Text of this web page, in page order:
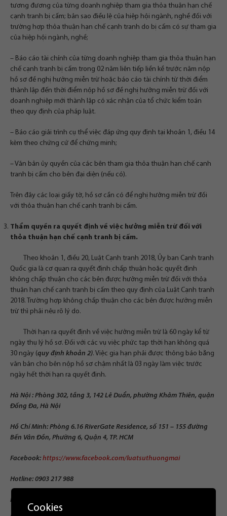
tương đương của từng doanh nghiệp tham gia thỏa thuận hạn chế
cạnh tranh bị cấm; bản sao điều lệ của hiệp hội ngành, nghề đối với
trường hợp thỏa thuận hạn chế cạnh tranh do bị cấm có sự tham gia
của hiệp hội ngành, nghề;
– Báo cáo tài chính của từng doanh nghiệp tham gia thỏa thuận hạn
chế cạnh tranh bị cấm trong 02 năm liên tiếp liền kề trước năm nộp
hồ sơ đề nghị hưởng miễn trừ hoặc báo cáo tài chính từ thời điểm
thành lập đến thời điểm nộp hồ sơ đề nghị hưởng miễn trừ đối với
doanh nghiệp mới thành lập có xác nhận của tổ chức kiểm toán
theo quy định của pháp luật.
– Báo cáo giải trình cụ thể việc đáp ứng quy định tại khoản 1, điều 14
kèm theo chứng cứ để chứng minh;
– Văn bản ủy quyền của các bên tham gia thỏa thuận hạn chế cạnh
tranh bị cấm cho bên đại diện (nếu có).
Trên đây các loại giấy tờ, hồ sơ cần có để nghị hưởng miễn trừ đối
với thỏa thuận hạn chế cạnh tranh bị cấm.
Thẩm quyền ra quyết định về việc hưởng miễn trừ đối với
thỏa thuận hạn chế cạnh tranh bị cấm.
Theo khoản 1, điều 20, Luật Cạnh tranh 2018, Ủy ban Cạnh tranh
Quốc gia là cơ quan ra quyết định chấp thuận hoặc quyết định
không chấp thuận cho các bên được hưởng miễn trừ đối với thỏa
thuận hạn chế cạnh tranh bị cấm theo quy định của Luật Cạnh tranh
2018. Trường hợp không chấp thuận cho các bên được hưởng miễn
trừ thì phải nêu rõ lý do.
Thời hạn ra quyết định về việc hưởng miễn trừ là 60 ngày kể từ
ngày thụ lý hồ sơ. Đối với các vụ việc phức tạp thời hạn không quá
30 ngày (quy định khoản 2). Việc gia hạn phải được thông báo bằng
văn bản cho bên nộp hồ sơ chậm nhất là 03 ngày làm việc trước
ngày hết thời hạn ra quyết định.
Hà Nội : Phòng 302, tầng 3, 142 Lê Duẩn, phường Khâm Thiên, quận
Đống Đa, Hà Nội
Hồ Chí Minh: Phòng 6.16 RiverGate Residence, số 151 – 155 đường
Bến Vân Đồn, Phường 6, Quận 4, TP. HCM
Facebook: https://www.facebook.com/luatsuthuongmai
Hotline: 0903 217 988
Email:
Cookies